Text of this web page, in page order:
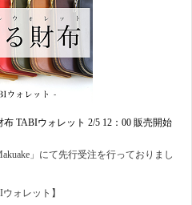
TABIウォレット 2/5 12：00 販売開始
」にて先行受注を行っておりまし
ォレット】